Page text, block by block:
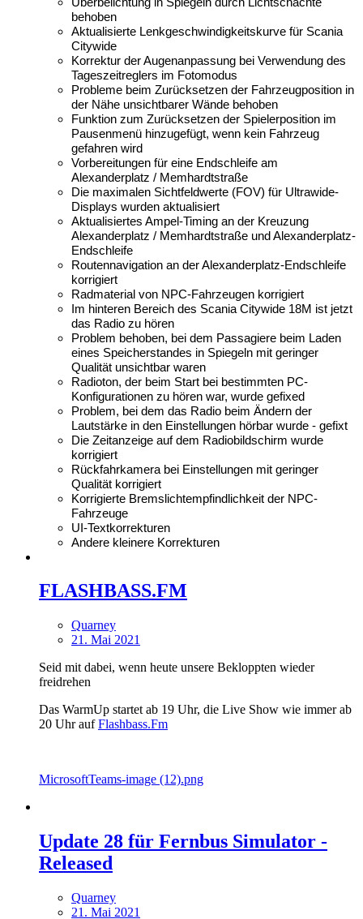
behoben
Aktualisierte Lenkgeschwindigkeitskurve für Scania
Citywide
Korrektur der Augenanpassung bei Verwendung des
Tageszeitreglers im Fotomodus
Probleme beim Zurücksetzen der Fahrzeugposition in
der Nähe unsichtbarer Wände behoben
Funktion zum Zurücksetzen der Spielerposition im
Pausenmenü hinzugefügt, wenn kein Fahrzeug
gefahren wird
Vorbereitungen für eine Endschleife am
Alexanderplatz / Memhardtstraße
Die maximalen Sichtfeldwerte (FOV) für Ultrawide-
Displays wurden aktualisiert
Aktualisiertes Ampel-Timing an der Kreuzung
Alexanderplatz / Memhardtstraße und Alexanderplatz-
Endschleife
Routennavigation an der Alexanderplatz-Endschleife
korrigiert
Radmaterial von NPC-Fahrzeugen korrigiert
Im hinteren Bereich des Scania Citywide 18M ist jetzt
das Radio zu hören
Problem behoben, bei dem Passagiere beim Laden
eines Speicherstandes in Spiegeln mit geringer
Qualität unsichtbar waren
Radioton, der beim Start bei bestimmten PC-
Konfigurationen zu hören war, wurde gefixed
Problem, bei dem das Radio beim Ändern der
Lautstärke in den Einstellungen hörbar wurde - gefixt
Die Zeitanzeige auf dem Radiobildschirm wurde
korrigiert
Rückfahrkamera bei Einstellungen mit geringer
Qualität korrigiert
Korrigierte Bremslichtempfindlichkeit der NPC-
Fahrzeuge
UI-Textkorrekturen
Andere kleinere Korrekturen
FLASHBASS.FM
Quarney
21. Mai 2021
Seid mit dabei, wenn heute unsere Bekloppten wieder
freidrehen
Das WarmUp startet ab 19 Uhr, die Live Show wie immer ab
20 Uhr aufFlashbass.Fm
MicrosoftTeams-image (12).png
Update 28 für Fernbus Simulator -
Released
Quarney
21. Mai 2021